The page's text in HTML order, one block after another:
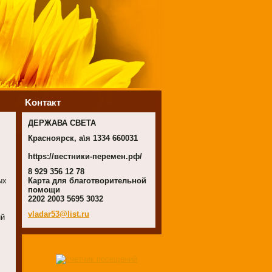
Koнтакт
ДЕРЖАВА СВЕТА
Красноярск, а\я 1334 660031
https://вестники-перемен.рф/
8 929 356 12 78
Карта для благотворительной
помощи
2202 2003 5695 3032
vladar53@list.ru